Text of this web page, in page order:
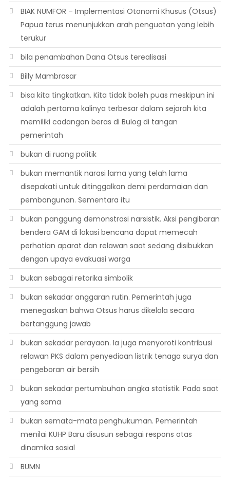
BIAK NUMFOR – Implementasi Otonomi Khusus (Otsus)
Papua terus menunjukkan arah penguatan yang lebih
terukur
bila penambahan Dana Otsus terealisasi
Billy Mambrasar
bisa kita tingkatkan. Kita tidak boleh puas meskipun ini
adalah pertama kalinya terbesar dalam sejarah kita
memiliki cadangan beras di Bulog di tangan
pemerintah
bukan di ruang politik
bukan memantik narasi lama yang telah lama
disepakati untuk ditinggalkan demi perdamaian dan
pembangunan. Sementara itu
bukan panggung demonstrasi narsistik. Aksi pengibaran
bendera GAM di lokasi bencana dapat memecah
perhatian aparat dan relawan saat sedang disibukkan
dengan upaya evakuasi warga
bukan sebagai retorika simbolik
bukan sekadar anggaran rutin. Pemerintah juga
menegaskan bahwa Otsus harus dikelola secara
bertanggung jawab
bukan sekadar perayaan. Ia juga menyoroti kontribusi
relawan PKS dalam penyediaan listrik tenaga surya dan
pengeboran air bersih
bukan sekadar pertumbuhan angka statistik. Pada saat
yang sama
bukan semata-mata penghukuman. Pemerintah
menilai KUHP Baru disusun sebagai respons atas
dinamika sosial
BUMN